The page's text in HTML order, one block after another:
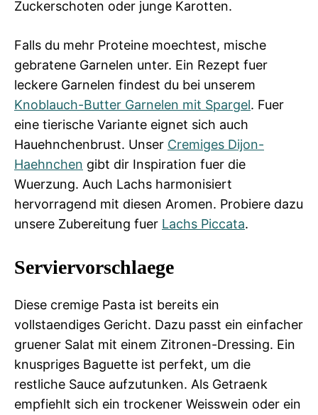
Zuckerschoten oder junge Karotten.
Falls du mehr Proteine moechtest, mische
gebratene Garnelen unter. Ein Rezept fuer
leckere Garnelen findest du bei unserem
Knoblauch-Butter Garnelen mit Spargel. Fuer
eine tierische Variante eignet sich auch
Hauehnchenbrust. Unser Cremiges Dijon-
Haehnchen gibt dir Inspiration fuer die
Wuerzung. Auch Lachs harmonisiert
hervorragend mit diesen Aromen. Probiere dazu
unsere Zubereitung fuer Lachs Piccata.
Serviervorschlaege
Diese cremige Pasta ist bereits ein
vollstaendiges Gericht. Dazu passt ein einfacher
gruener Salat mit einem Zitronen-Dressing. Ein
knuspriges Baguette ist perfekt, um die
restliche Sauce aufzutunken. Als Getraenk
empfiehlt sich ein trockener Weisswein oder ein